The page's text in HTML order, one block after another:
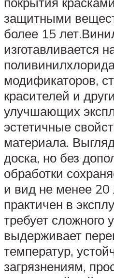
защитными
более 15
изготавливается
модификаторов,
красителей и
улучшающих
эстетичные
материала.
доска, но без
обработки
и вид не менее 20
практичен в
требует сложного
выдерживает
температур,
загрязнениям,